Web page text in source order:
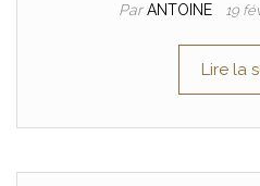
ParANTOINE 19
Lire la